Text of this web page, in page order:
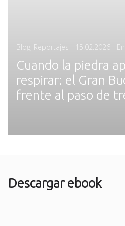
Blog Reportajes - Posted
15.02.2026 -
Cuando la piedra
respirar: el Gran
frente al paso de
Descargar ebook